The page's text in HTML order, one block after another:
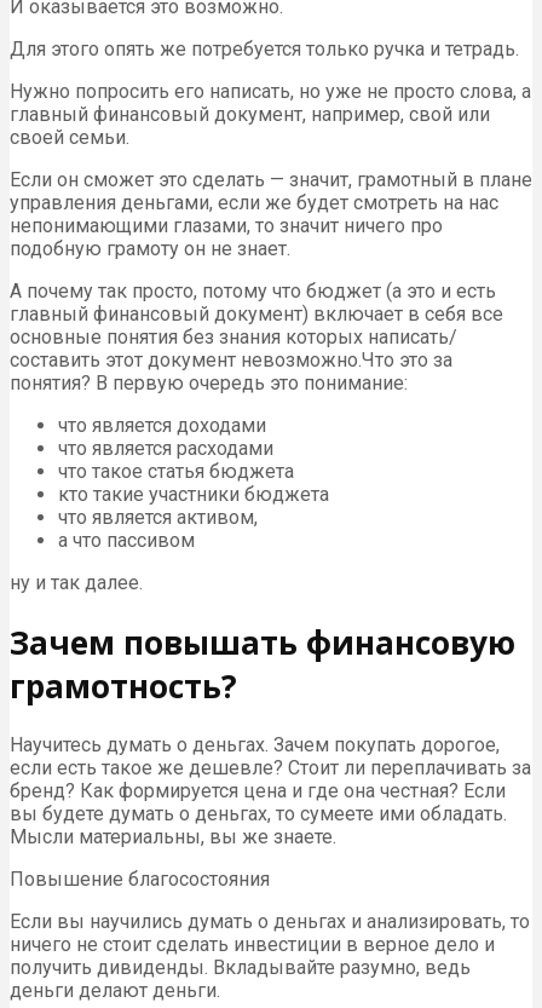
И оказывается это возможно.
Для этого опять же потребуется только ручка и тетрадь.
Нужно попросить его написать, но уже не просто слова, а
главный финансовый документ, например, свой или
своей семьи.
Если он сможет это сделать — значит, грамотный в плане
управления деньгами, если же будет смотреть на нас
непонимающими глазами, то значит ничего про
подобную грамоту он не знает.
А почему так просто, потому что бюджет (а это и есть
главный финансовый документ) включает в себя все
основные понятия без знания которых написать/
составить этот документ невозможно.Что это за
понятия? В первую очередь это понимание:
что является доходами
что является расходами
что такое статья бюджета
кто такие участники бюджета
что является активом,
а что пассивом
ну и так далее.
Зачем повышать финансовую
грамотность?
Научитесь думать о деньгах. Зачем покупать дорогое,
если есть такое же дешевле? Стоит ли переплачивать за
бренд? Как формируется цена и где она честная? Если
вы будете думать о деньгах, то сумеете ими обладать.
Мысли материальны, вы же знаете.
Повышение благосостояния
Если вы научились думать о деньгах и анализировать, то
ничего не стоит сделать инвестиции в верное дело и
получить дивиденды. Вкладывайте разумно, ведь
деньги делают деньги.